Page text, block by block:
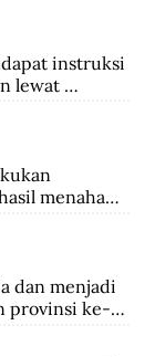
pengakuan
instruksi
lewat
(Angkatan
Bekasi.
langsung
penembakan
menahan
York yang
yang
dan menjadi
provinsi ke-27